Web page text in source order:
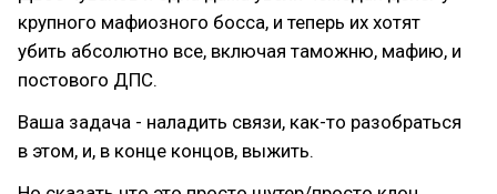
крупного мафиозного босса, и теперь их хотят
убить абсолютно все, включая таможню, мафию, и
постового ДПС.
Ваша задача - наладить связи, как-то разобраться
в этом, и, в конце концов, выжить.